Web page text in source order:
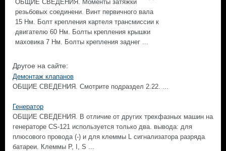
ОБЩИЕ СВЕДЕНИЯ. Моменты затяжки
резьбовых соединени. Винт первичного вала
15 Нм. Болт крепления картеля трансмиссии к
двигателю 60 Нм. Болты крепления крышки
маховика 7 Нм. Болты крепления заднег ...
Другое на сайте:
Демонтаж клапанов
ОБЩИЕ СВЕДЕНИЯ. Смотрите подраздел 2.22. ...
Генератор
ОБЩИЕ СВЕДЕНИЯ. В отличие от других трехфазных машин на
генераторе CS-121 используется только два. вывода: для
плюсового провода (-) и для клеммы L сигнализатора разряда
батареи. Клеммы Р, I, S ...